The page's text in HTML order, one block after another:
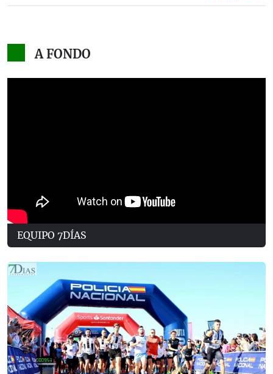
A FONDO
EQUIPO 7DÍAS